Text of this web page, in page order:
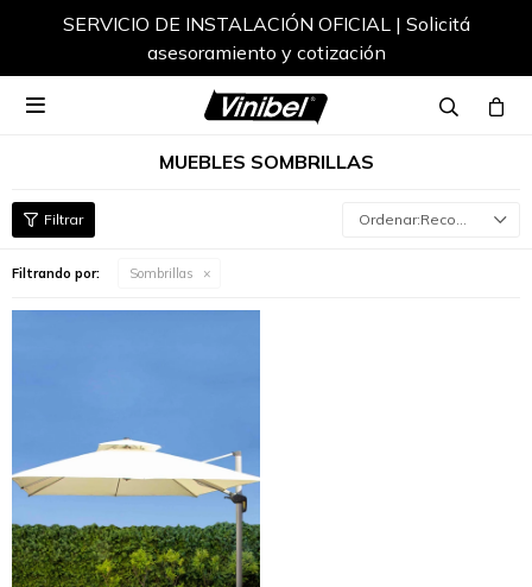
SERVICIO DE INSTALACIÓN OFICIAL | Solicitá
asesoramiento y cotización

MUEBLES SOMBRILLAS
Recomendados
Filtrando por: Sombrillas